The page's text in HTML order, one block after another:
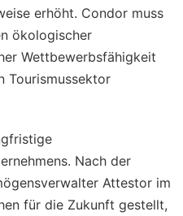
erhöht. Condor muss
ökologischer
Wettbewerbsfähigkeit
Tourismussektor
Nach der
Attestor im
für die Zukunft gestellt,